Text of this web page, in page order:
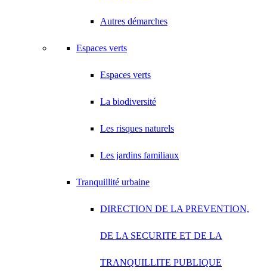
Autres démarches
Espaces verts
Espaces verts
La biodiversité
Les risques naturels
Les jardins familiaux
Tranquillité urbaine
DIRECTION DE LA PREVENTION,
DE LA SECURITE ET DE LA
TRANQUILLITE PUBLIQUE